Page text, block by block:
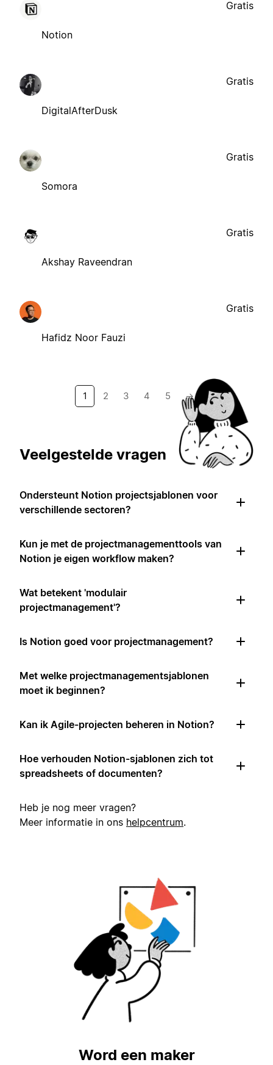
Notion
Gratis
DigitalAfterDusk
Gratis
Somora
Gratis
Akshay Raveendran
Gratis
Hafidz Noor Fauzi
Gratis
1 2 3 4 5 →
Veelgestelde vragen
Ondersteunt Notion projectsjablonen voor
verschillende sectoren?
Kun je met de projectmanagementtools van
Notion je eigen workflow maken?
Wat betekent 'modulair
projectmanagement'?
Is Notion goed voor projectmanagement?
Met welke projectmanagementsjablonen
moet ik beginnen?
Kan ik Agile-projecten beheren in Notion?
Hoe verhouden Notion-sjablonen zich tot
spreadsheets of documenten?
Heb je nog meer vragen?
Meer informatie in ons helpcentrum.
Word een maker